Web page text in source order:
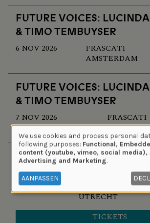
FUTURE VOICES:
& TIMO TEMBUYSER
6 NOV 2026
FRASCATI
AMSTERDAM
FUTURE VOICES:
& TIMO TEMBUYSER
7 NOV 2026
FRASCATI
FUTURE VOICES: LUCINDA
& TIMO TEMBUYSER
11 NOV 2026
UTRECHT
TICKETS
Use
of
personal
data
and
We use cookies and process personal
following purposes: Functional,
content (youtube, vimeo, social
Advertising and Marketing.
AANPASSEN